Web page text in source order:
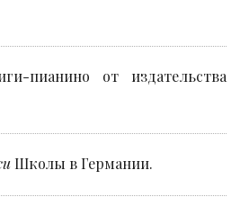
пианино от издательства
Школы в Германии.